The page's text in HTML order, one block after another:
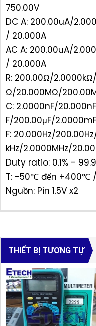
750.00V
DC A: 200.00uA/
/ 20.000A
AC A: 200.00uA/
/ 20.000A
R: 200.00Ω/
Ω/20.000MΩ/
C: 2.0000nF/
F/200.00μF/
F: 20.000Hz/
kHz/2.0000MHz/
Duty ratio: 0.1% -
T: -50℃ đến +400℃
Nguồn: Pin 1.5V x2
THIẾT BỊ TƯƠNG TỰ